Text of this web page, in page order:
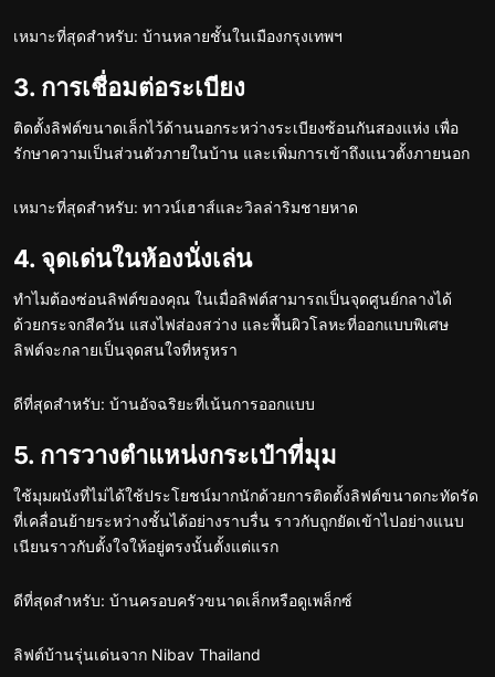
เหมาะที่สุดสำหรับ: บ้านหลายชั้นในเมืองกรุงเทพฯ
3. การเชื่อมต่อระเบียง
ติดตั้งลิฟต์ขนาดเล็กไว้ด้านนอกระหว่างระเบียงซ้อนกันสองแห่ง เพื่อ
รักษาความเป็นส่วนตัวภายในบ้าน และเพิ่มการเข้าถึงแนวตั้งภายนอก
เหมาะที่สุดสำหรับ: ทาวน์เฮาส์และวิลล่าริมชายหาด
4. จุดเด่นในห้องนั่งเล่น
ทำไมต้องซ่อนลิฟต์ของคุณ ในเมื่อลิฟต์สามารถเป็นจุดศูนย์กลางได้
ด้วยกระจกสีควัน แสงไฟส่องสว่าง และพื้นผิวโลหะที่ออกแบบพิเศษ
ลิฟต์จะกลายเป็นจุดสนใจที่หรูหรา
ดีที่สุดสำหรับ: บ้านอัจฉริยะที่เน้นการออกแบบ
5. การวางตำแหน่งกระเป๋าที่มุม
ใช้มุมผนังที่ไม่ได้ใช้ประโยชน์มากนักด้วยการติดตั้งลิฟต์ขนาดกะทัดรัด
ที่เคลื่อนย้ายระหว่างชั้นได้อย่างราบรื่น ราวกับถูกยัดเข้าไปอย่างแนบ
เนียนราวกับตั้งใจให้อยู่ตรงนั้นตั้งแต่แรก
ดีที่สุดสำหรับ: บ้านครอบครัวขนาดเล็กหรือดูเพล็กซ์
ลิฟต์บ้านรุ่นเด่นจาก Nibav Thailand